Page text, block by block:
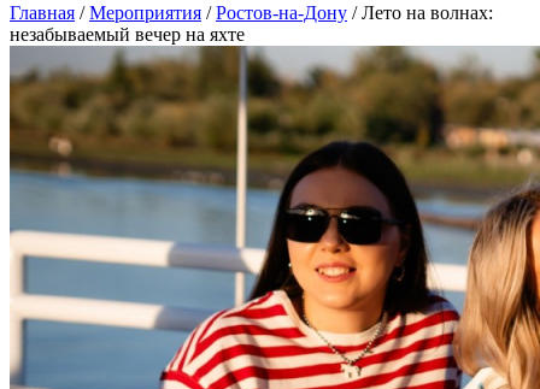
Главная /Мероприятия /Ростов-на-Дону /Лето на волнах:
незабываемый вечер на яхте